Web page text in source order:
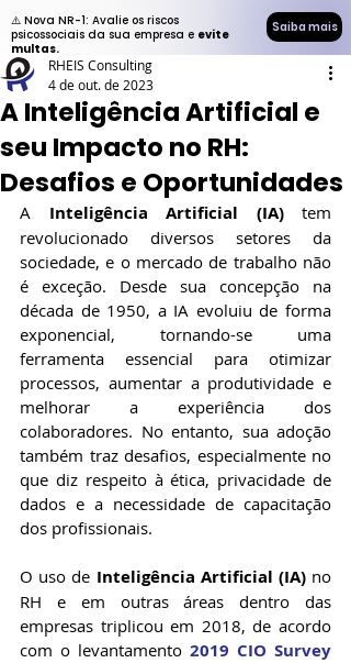
⚠️ Nova NR-1: Avalie os riscos
psicossociais da sua empresa e evite
multas.
Saiba mais
A Inteligência Artificial e
seu Impacto no RH:
Desafios e Oportunidades
RHEIS Consulting
4 de out. de 2023
A Inteligência Artificial (IA) tem
revolucionado diversos setores da
sociedade, e o mercado de trabalho não
é exceção. Desde sua concepção na
década de 1950, a IA evoluiu de forma
exponencial, tornando-se uma
ferramenta essencial para otimizar
processos, aumentar a produtividade e
melhorar a experiência dos
colaboradores. No entanto, sua adoção
também traz desafios, especialmente no
que diz respeito à ética, privacidade de
dados e a necessidade de capacitação
dos profissionais.
O uso de Inteligência Artificial (IA) no
RH e em outras áreas dentro das
empresas triplicou em 2018, de acordo
com o levantamento 2019 CIO Survey